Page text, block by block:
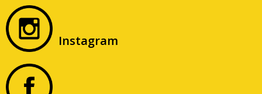
Instagram